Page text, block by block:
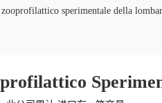
sperimentale della